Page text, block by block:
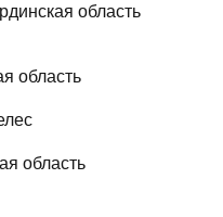
область
область
область